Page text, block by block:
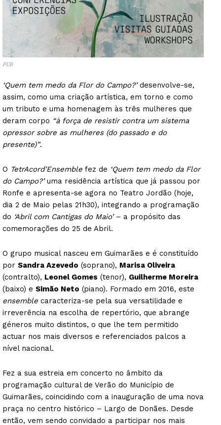
PUB
‘Quem tem medo da Flor do Campo?’desenvolve-se,
assim, como uma criação artística, em torno e como
um tributo e uma homenagem às três mulheres que
deram corpo “à força de resistir contra um sistema
opressor sobre as mulheres (do passado e do
presente)”.
O TetrAcord’Ensemble fez de ‘Quem tem medo da Flor
do Campo?’uma residência artística que já passou por
Ronfe e apresenta-se agora no Teatro Jordão (hoje,
dia 2 de Maio pelas 21h30), integrando a programação
do ‘Abril com Cantigas do Maio’– a propósito das
comemorações do 25 de Abril.
O grupo musical nasceu em Guimarães e é constituído
por Sandra Azevedo (soprano), Marisa Oliveira
(contralto), Leonel Gomes (tenor), Guilherme Moreira
(baixo) e Simão Neto (piano). Formado em 2016, este
ensemble caracteriza-se pela sua versatilidade e
irreverência na escolha de repertório, que abrange
géneros muito distintos, o que lhe tem permitido
actuar nos mais diversos e referenciados palcos a
nível nacional.
Fez a sua estreia em concerto no âmbito da
programação cultural de Verão do Município de
Guimarães, coincidindo com a inauguração de uma nova
praça no centro histórico – Largo de Donães. Desde
então, vem sendo convidado a participar nos mais